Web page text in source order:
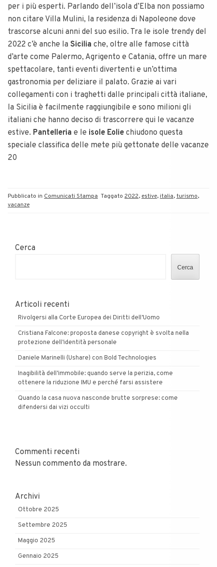
per i più esperti. Parlando dell’isola d’Elba non possiamo
non citare Villa Mulini, la residenza di Napoleone dove
trascorse alcuni anni del suo esilio. Tra le isole trendy del
2022 c’è anche la Sicilia che, oltre alle famose città
d’arte come Palermo, Agrigento e Catania, offre un mare
spettacolare, tanti eventi divertenti e un’ottima
gastronomia per deliziare il palato. Grazie ai vari
collegamenti con i traghetti dalle principali città italiane,
la Sicilia è facilmente raggiungibile e sono milioni gli
italiani che hanno deciso di trascorrere qui le vacanze
estive. Pantelleria e le isole Eolie chiudono questa
speciale classifica delle mete più gettonate delle vacanze
20
Pubblicato in Comunicati Stampa Taggato 2022,estive,italia,turismo,
vacanze
Cerca
Cerca
Articoli recenti
Rivolgersi alla Corte Europea dei Diritti dell’Uomo
Cristiana Falcone: proposta danese copyright è svolta nella
protezione dell’identità personale
Daniele Marinelli (Ushare) con Bold Technologies
Inagibilità dell’immobile: quando serve la perizia, come
ottenere la riduzione IMU e perché farsi assistere
Quando la casa nuova nasconde brutte sorprese: come
difendersi dai vizi occulti
Commenti recenti
Nessun commento da mostrare.
Archivi
Ottobre 2025
Settembre 2025
Maggio 2025
Gennaio 2025